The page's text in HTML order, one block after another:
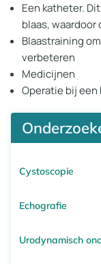
Een katheter.
blaas, waardoor
Blaastraining
verbeteren
Medicijnen
Operatie bij
Cystoscopie
Echografie
Urodynamisch